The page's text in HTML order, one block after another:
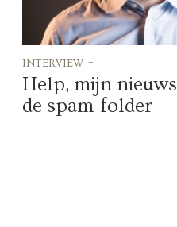
interview -
Help, mijn
de spam-folder